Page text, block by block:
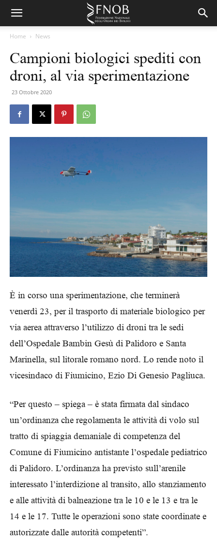
Home News
Campioni biologici spediti con
droni, al via sperimentazione
23 Ottobre 2020
È in corso una sperimentazione, che terminerà
venerdì 23, per il trasporto di materiale biologico per
via aerea attraverso l’utilizzo di droni tra le sedi
dell’Ospedale Bambin Gesù di Palidoro e Santa
Marinella, sul litorale romano nord. Lo rende noto il
vicesindaco di Fiumicino, Ezio Di Genesio Pagliuca.
“Per questo – spiega – è stata firmata dal sindaco
un’ordinanza che regolamenta le attività di volo sul
tratto di spiaggia demaniale di competenza del
Comune di Fiumicino antistante l’ospedale pediatrico
di Palidoro. L’ordinanza ha previsto sull’arenile
interessato l’interdizione al transito, allo stanziamento
e alle attività di balneazione tra le 10 e le 13 e tra le
14 e le 17. Tutte le operazioni sono state coordinate e
autorizzate dalle autorità competenti”.